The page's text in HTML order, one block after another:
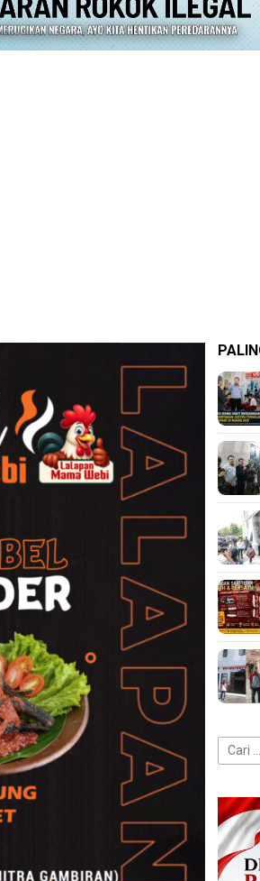
Cari
untuk: